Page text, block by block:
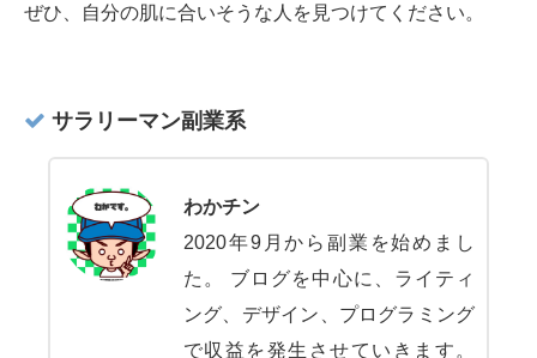
ぜひ、自分の肌に合いそうな人を見つけてください。
サラリーマン副業系
わかチン
2020年9月から副業を始めまし
た。 ブログを中心に、ライティ
ング、デザイン、プログラミング
で収益を発生させていきます。